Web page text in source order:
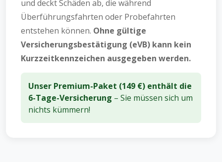
und deckt Schäden ab, die während
Überführungsfahrten oder Probefahrten
entstehen können. Ohne gültige
Versicherungsbestätigung (eVB) kann kein
Kurzzeitkennzeichen ausgegeben werden.
Unser Premium-Paket (149 €) enthält die
6-Tage-Versicherung – Sie müssen sich um
nichts kümmern!